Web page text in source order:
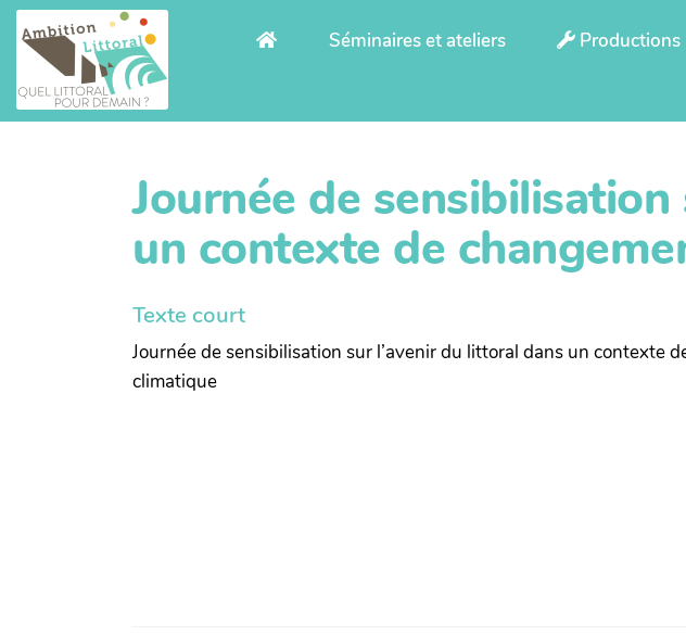
Aller au contenu principal
Séminaires et ateliers Productions
Journée de
un contexte de
Texte court
Journée de sensibilisation sur l’avenir du littoral dans un contexte
climatique